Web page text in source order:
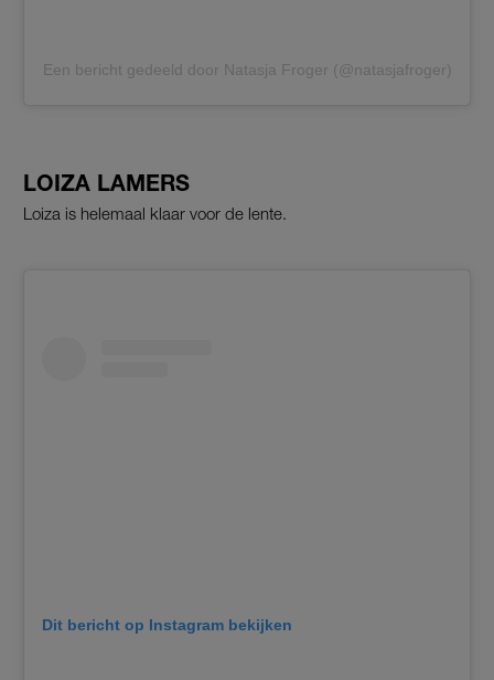
Een bericht gedeeld door Natasja Froger (@natasjafroger)
LOIZA LAMERS
Loiza is helemaal klaar voor de lente.
Dit bericht op Instagram bekijken